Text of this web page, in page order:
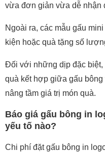
vừa đơn giản vừa dễ nhận
Ngoài ra, các mẫu gấu
kiện hoặc quà tặng số
Đối với những dịp đặc biệt,
quà kết hợp giữa gấu
nâng tầm giá trị món quà.
Báo giá gấu bông in
yếu tố nào?
Chi phí đặt gấu bông in